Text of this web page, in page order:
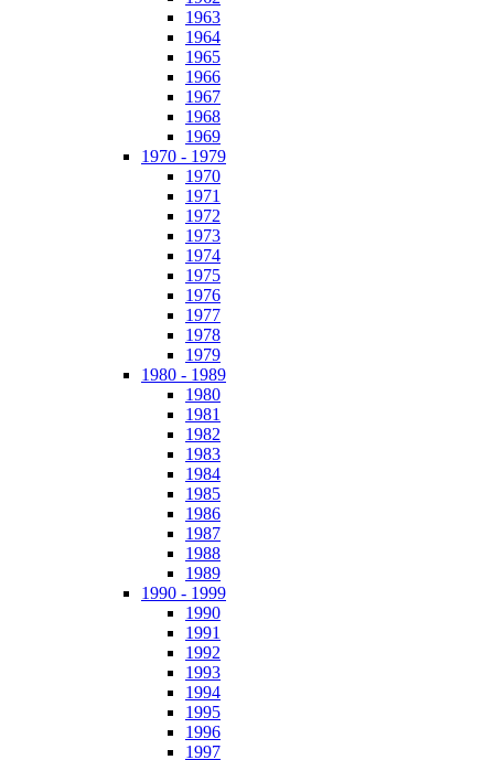
1963
1964
1965
1966
1967
1968
1969
1970 - 1979
1970
1971
1972
1973
1974
1975
1976
1977
1978
1979
1980 - 1989
1980
1981
1982
1983
1984
1985
1986
1987
1988
1989
1990 - 1999
1990
1991
1992
1993
1994
1995
1996
1997